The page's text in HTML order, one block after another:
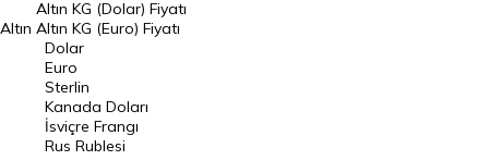
Dolar Kuru
Euro Kuru
Pound Kuru
Frank Kuru
Riyal Kuru
Altın
Altın KG (Dolar) Fiyatı
Altın KG (Euro) Fiyatı
Dolar
Euro
Sterlin
Kanada Doları
İsviçre Frangı
Rus Rublesi